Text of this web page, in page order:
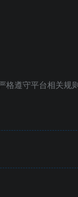
格遵守平台相关规